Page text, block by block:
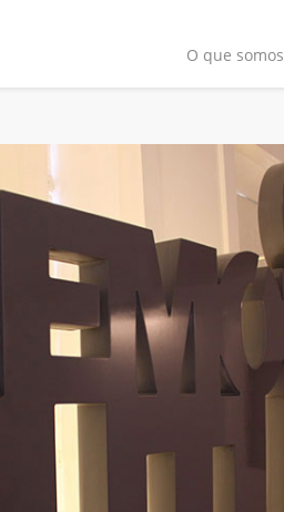
O que somos